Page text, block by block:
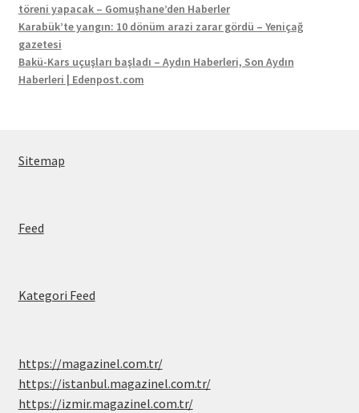
töreni yapacak – Gomuşhane’den Haberler
Karabük’te yangın: 10 dönüm arazi zarar gördü – Yeniçağ
gazetesi
Bakü-Kars uçuşları başladı – Aydın Haberleri, Son Aydın
Haberleri | Edenpost.com
Sitemap
Feed
Kategori Feed
https://magazinel.com.tr/
https://istanbul.magazinel.com.tr/
https://izmir.magazinel.com.tr/